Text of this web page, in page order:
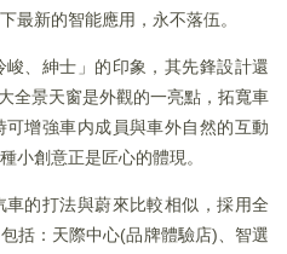
最新的智能應用，永不落伍。
、紳士」的印象，其先鋒設計還
全景天窗是外觀的一亮點，拓寬車
增強車内成員與車外自然的互動
小創意正是匠心的體現。
的打法與蔚來比較相似，採用全
括：天際中心(品牌體驗店)、智選